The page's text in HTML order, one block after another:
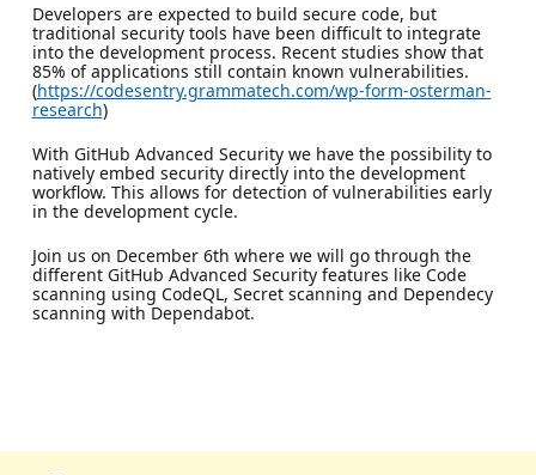
Developers are expected to build secure code, but
traditional security tools have been difficult to integrate
into the development process. Recent studies show that
85% of applications still contain known vulnerabilities.
(https://codesentry.grammatech.com/wp-form-osterman-
research)
With GitHub Advanced Security we have the possibility to
natively embed security directly into the development
workflow. This allows for detection of vulnerabilities early
in the development cycle.
Join us on December 6th where we will go through the
different GitHub Advanced Security features like Code
scanning using CodeQL, Secret scanning and Dependecy
scanning with Dependabot.